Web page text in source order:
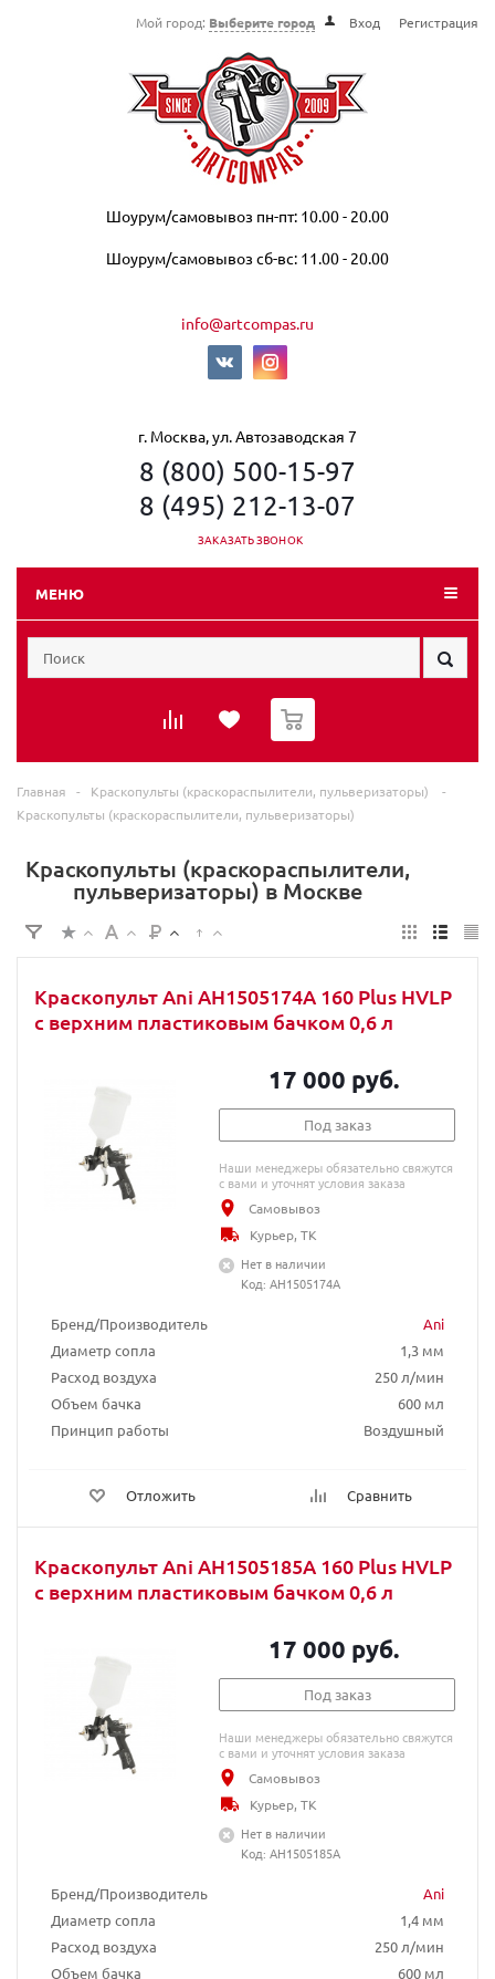
Мой город: Выберите город Вход Регистрация
Шоурум/самовывоз пн-пт: 10.00 - 20.00
Шоурум/самовывоз сб-вс: 11.00 - 20.00
info@artcompas.ru
г. Москва, ул. Автозаводская 7
8 (800) 500-15-97
8 (495) 212-13-07
ЗАКАЗАТЬ ЗВОНОК
МЕНЮ
0
Главная - Краскопульты (краскораспылители, пульверизаторы)
-
Краскопульты (краскораспылители, пульверизаторы)
Краскопульты (краскораспылители,
пульверизаторы) в Москве
Краскопульт Ani AH1505174A 160 Plus HVLP
с верхним пластиковым бачком 0,6 л
Бренд/Производитель
Ani
Диаметр сопла
1,3 мм
Расход воздуха
250 л/мин
Объем бачка
600 мл
Принцип работы
Воздушный
Отложить Сравнить
17 000 руб.
Под заказ
Наши менеджеры обязательно свяжутся
с вами и уточнят условия заказа
Самовывоз
Курьер, ТК
Нет в наличии
Код: AH1505174A
Краскопульт Ani AH1505185A 160 Plus HVLP
с верхним пластиковым бачком 0,6 л
Бренд/Производитель
Ani
Диаметр сопла
1,4 мм
Расход воздуха
250 л/мин
Объем бачка
600 мл
17 000 руб.
Под заказ
Наши менеджеры обязательно свяжутся
с вами и уточнят условия заказа
Самовывоз
Курьер, ТК
Нет в наличии
Код: AH1505185A